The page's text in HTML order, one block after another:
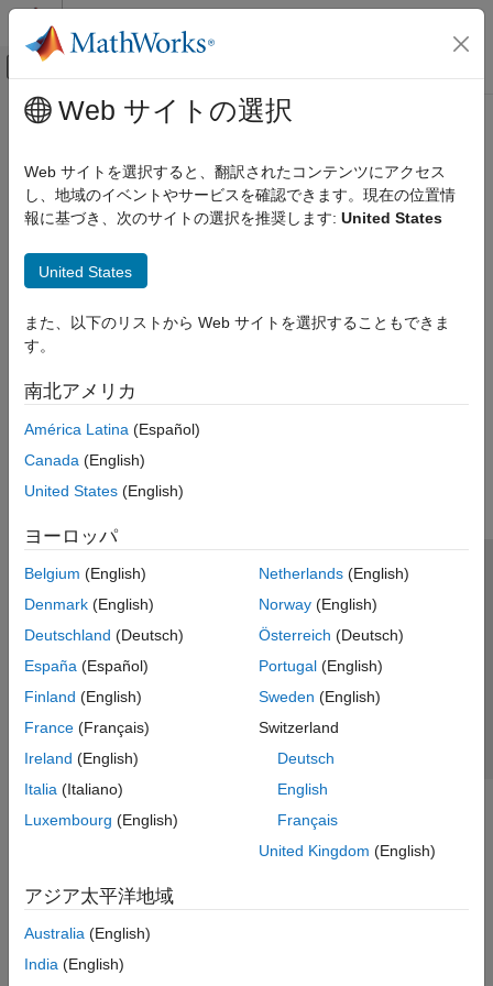
コンテンツへスキップ
オフキャンバス ナビゲーション メ
ドキュメンテーションのホーム
メインコンテンツ
Web サイトの選択
Web サイトを選択すると、翻訳されたコンテンツにアクセス
し、地域のイベントやサービスを確認できます。現在の位置情
報に基づき、次のサイトの選択を推奨します: United States
United States
また、以下のリストから Web サイトを選択することもできま
す。
南北アメリカ
América Latina (Español)
Canada (English)
United States (English)
ヨーロッパ
Belgium (English)
Denmark (English)
Deutschland (Deutsch)
España (Español)
Finland (English)
France (Français)
Ireland (English)
Italia (Italiano)
Luxembourg (English)
Netherlands(English)
Norway(English)
Österreich (Deutsch)
Portugal(English)
Sweden (English)
Switzerland
Deutsch
English
Français
United Kingdom (English)
アジア太平洋地域
Australia (English)
India (English)
トラストセンター
プライバシー ポリシー
違法コピー防止
アプリケーション ステータス
© 1994-2026 The MathWorks, Inc.